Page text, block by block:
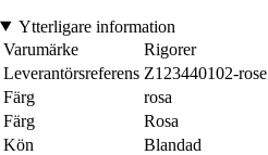
Ytterligare information
Varumärke
Rigorer
Leverantörsreferens Z123440102-rose
Färg
rosa
Färg
Rosa
Kön
Blandad